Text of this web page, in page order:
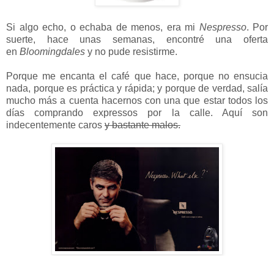
Si algo echo, o echaba de menos, era mi Nespresso. Por
suerte, hace unas semanas, encontré una oferta
en Bloomingdales y no pude resistirme.
Porque me encanta el café que hace, porque no ensucia
nada, porque es práctica y rápida; y porque de verdad, salía
mucho más a cuenta hacernos con una que estar todos los
días comprando expressos por la calle. Aquí son
indecentemente caros y bastante malos.